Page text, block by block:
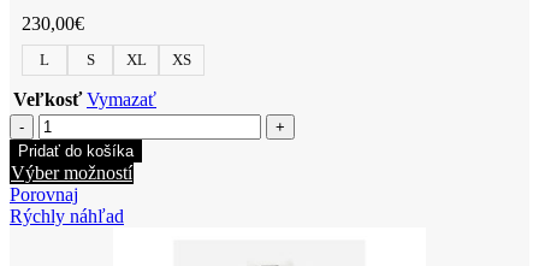
230,00€
L S XL XS
Veľkosť Vymazať
množstvo
T-
Shirt
In
Jersey
Fabric-
Pridať do košíka
Výber možnostíTento
Porovnaj
Rýchly náhľad